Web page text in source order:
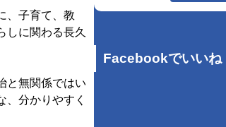
、子育て、教
しに関わる長久
と無関係ではい
、分かりやすく
Facebookでいいね